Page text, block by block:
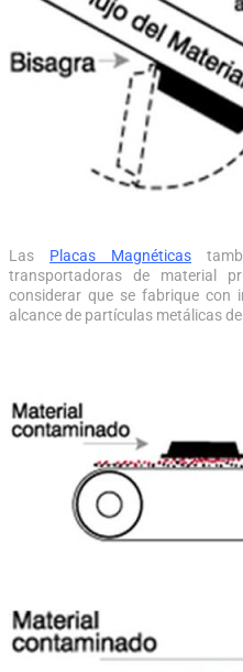
Las Placas Magnéticas
transportadoras de material
considerar que se fabrique con
alcance de partículas metálicas de